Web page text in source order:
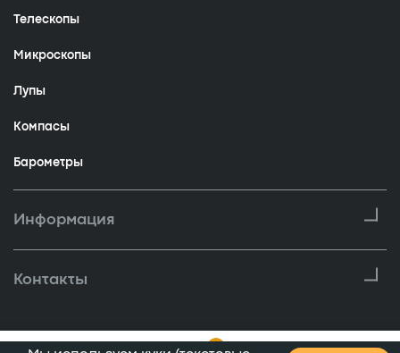
Телескопы
Микроскопы
Лупы
Компасы
Барометры
Информация
Контакты